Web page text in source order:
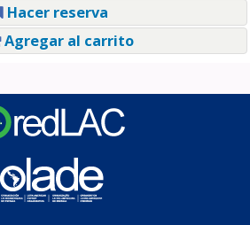
Hacer reserva
Agregar al carrito